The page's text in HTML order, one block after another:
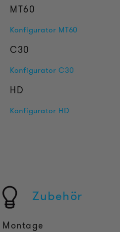
MT60
Konfigurator MT60
C30
Konfigurator C30
HD
Konfigurator HD
Zubehör
Montage